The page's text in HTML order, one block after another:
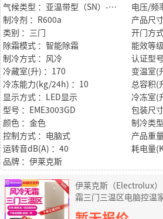
气候类型 ：亚温带型（SN）-温带型（N）-亚热带型（ST）
电压/频
制冷剂 ：R600a
类别 ：三门
开门方
除霜模式 ：智能除霜
能效等
制冷方式 ：风冷
认证型
冷藏室(升) ：170
变温室(
冷冻能力(kg/24h) ：10
总容积(
显示方式 ：LED显示
冷冻室(
型号 ：EME3003GD
颜色 ：金色
制冷类
控制方式 ：电脑式
产品重
运转音dB(A) ：40
耗电量
品牌 ：伊莱克斯
伊莱克斯（Electrolux
霜三门三温区电脑控温